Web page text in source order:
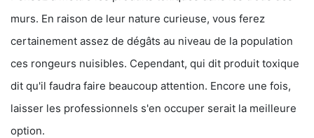
murs. En raison de leur nature curieuse, vous ferez
certainement assez de dégâts au niveau de la population
ces rongeurs nuisibles. Cependant, qui dit produit toxique
dit qu'il faudra faire beaucoup attention. Encore une fois,
laisser les professionnels s'en occuper serait la meilleure
option.